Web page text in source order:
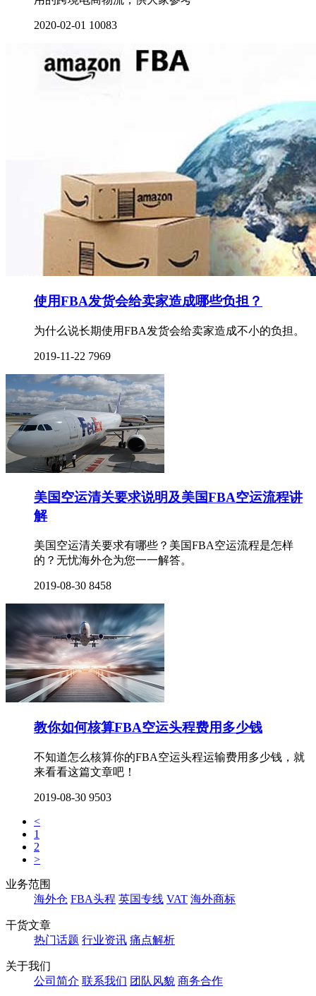
2020-02-01 10083
使用FBA发货会给卖家造成哪些负担？
为什么说长期使用FBA发货会给卖家造成不小的负担。
2019-11-22 7969
美国空运清关要求说明及美国FBA空运流程讲
解
美国空运清关要求有哪些？美国FBA空运流程是怎样
的？无忧海外仓为您一一解答。
2019-08-30 8458
教你如何核算FBA空运头程费用多少钱
不知道怎么核算你的FBA空运头程运输费用多少钱，就
来看看这篇文章吧！
2019-08-30 9503
<
1
2
>
业务范围
海外仓 FBA头程 英国专线 VAT 海外商标
干货文章
热门话题 行业资讯 痛点解析
关于我们
公司简介 联系我们 团队风貌 商务合作